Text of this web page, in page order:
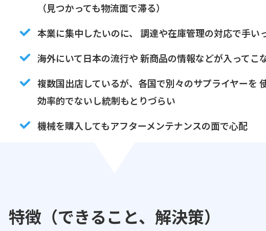
（見つかっても物流面で滞る）
本業に集中したいのに、 調達や在庫管理の対応で手い
海外にいて日本の流行や 新商品の情報などが入ってこ
複数国出店しているが、各国で別々のサプライヤーを
効率的でないし統制もとりづらい
機械を購入してもアフターメンテナンスの面で心配
特徴（できること、解決策）